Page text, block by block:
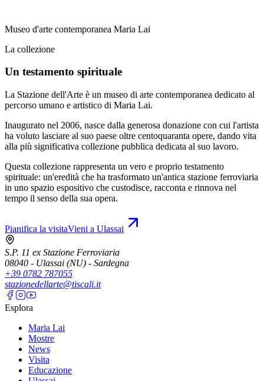
Museo d'arte contemporanea Maria Lai
La collezione
Un testamento spirituale
La Stazione dell'Arte è un museo di arte contemporanea dedicato al
percorso umano e artistico di Maria Lai.
Inaugurato nel 2006, nasce dalla generosa donazione con cui l'artista
ha voluto lasciare al suo paese oltre centoquaranta opere, dando vita
alla più significativa collezione pubblica dedicata al suo lavoro.
Questa collezione rappresenta un vero e proprio testamento
spirituale: un'eredità che ha trasformato un'antica stazione ferroviaria
in uno spazio espositivo che custodisce, racconta e rinnova nel
tempo il senso della sua opera.
Pianifica la visitaVieni a Ulassai
S.P. 11 ex Stazione Ferroviaria
08040 - Ulassai (NU) - Sardegna
+39 0782 787055
stazionedellarte@tiscali.it
Esplora
Maria Lai
Mostre
News
Visita
Educazione